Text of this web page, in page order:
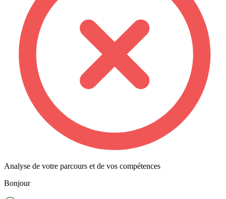
Analyse de votre parcours et de vos compétences
Bonjour